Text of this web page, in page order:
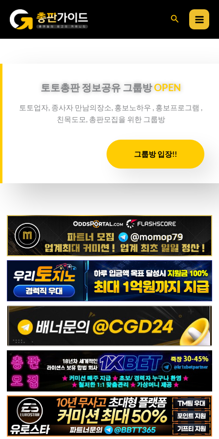
너
검
토토총판 정보공유 그룹방OPEN
토토업자, 종사자 만남의장소, 홍보노하우 , 홍보프로그램 ,
친목도모, 총판모집을 위한 그룹방
그룹방 입장!!